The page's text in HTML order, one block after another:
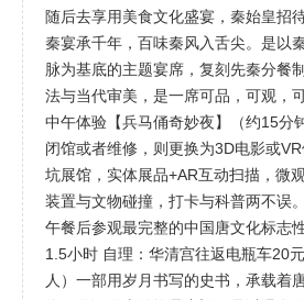
随后去享用美食文化盛宴，秦始皇招
秦宴承千年，百味秦风入舌尖。是以
脉为基底的主题宴席，复刻先秦分餐
法与当代审美，是一席可品，可观，
中午体验【兵马俑奇妙夜】（约15分
闭馆或者维修，则更换为3D电影或
坑展馆，实体展品+AR互动扫描，微
装置与文物碰撞，打卡与科普两不误。
午餐后参观最完整的中国唐文化标志
1.5小时 自理：华清宫往返电瓶车20
人）一部用岁月书写的史书，承载着